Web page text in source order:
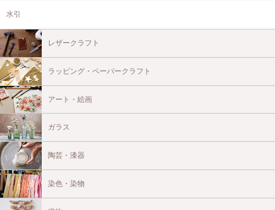
水引
レザークラフト
ラッピング・ペーパークラフト
アート・絵画
ガラス
陶芸・漆器
染色・染物